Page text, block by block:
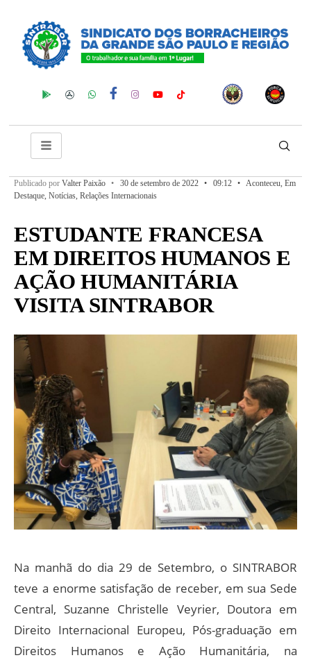
Publicado por Valter Paixão • 30 de setembro de 2022 • 09:12 • Aconteceu, Em
Destaque, Notícias, Relações Internacionais
ESTUDANTE FRANCESA
EM DIREITOS HUMANOS E
AÇÃO HUMANITÁRIA
VISITA SINTRABOR
Na manhã do dia 29 de Setembro, o SINTRABOR
teve a enorme satisfação de receber, em sua Sede
Central, Suzanne Christelle Veyrier, Doutora em
Direito Internacional Europeu, Pós-graduação em
Direitos Humanos e Ação Humanitária, na